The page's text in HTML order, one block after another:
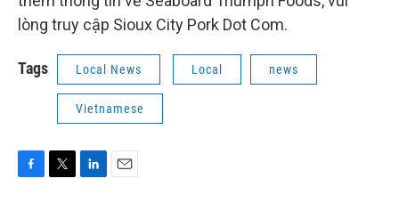
lòng truy cập Sioux City Pork Dot Com.
Tags Local News Local news
Vietnamese